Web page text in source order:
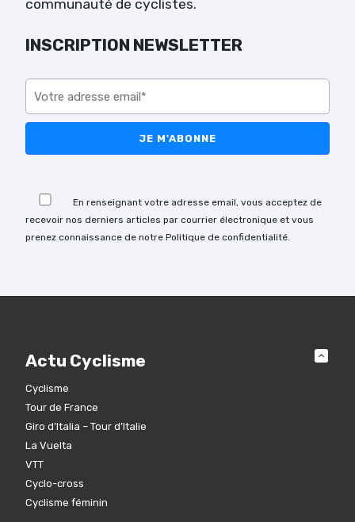
communauté de cyclistes.
INSCRIPTION NEWSLETTER
En renseignant votre adresse email, vous acceptez de
recevoir nos derniers articles par courrier électronique et vous
prenez connaissance de notre Politique de confidentialité.
Actu Cyclisme
Cyclisme
Tour de France
Giro d’Italia – Tour d’Italie
La Vuelta
VTT
Cyclo-cross
Cyclisme féminin